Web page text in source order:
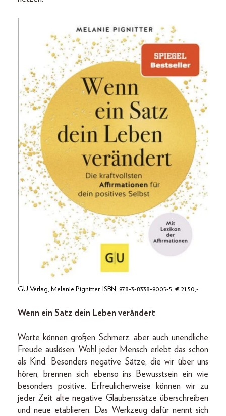
GU Verlag, Melanie Pignitter, ISBN: 978-3-8338-9005-5, € 21,50,-
Wenn ein Satz dein Leben verändert
Worte können großen Schmerz, aber auch unendliche
Freude auslösen. Wohl jeder Mensch erlebt das schon
als Kind. Besonders negative Sätze, die wir über uns
hören, brennen sich ebenso ins Bewusstsein ein wie
besonders positive. Erfreulicherweise können wir zu
jeder Zeit alte negative Glaubenssätze überschreiben
und neue etablieren. Das Werkzeug dafür nennt sich